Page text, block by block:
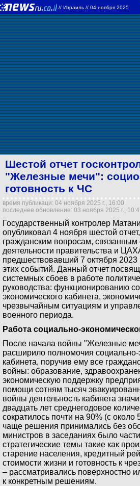
// Израиль // 04 ноября 2025
Шестой отчет
"Железные мечи":
готовность к ЧС
время публикаци: 04 ноября 2025 г., 16:00
последнее обновление: 03 ноября 2025 г.,
Государственный контролер
опубликовал 4 ноября шестой
гражданским вопросам, связанным
деятельности правительства и
предшествовавший 7 октября 2023
этих событий. Данный отчет
системных сбоев в работе
руководства: функционированию
экономического кабинета,
чрезвычайным ситуациям и
военного периода.
Работа социально-
После начала войны "Железные
расширило полномочия социально-
кабинета, поручив ему все
войны: образование,
экономическую поддержку
помощи сотням тысяч
войны деятельность кабинета
двадцать лет среднегодовое
сократилось почти на 90% (с около
чаще решения принимались без
министров в заседаниях было
стратегические темы такие как
старение населения, кредитный
стоимости жизни и готовность к
– рассматривались поверхностно
к конкретным решениям.